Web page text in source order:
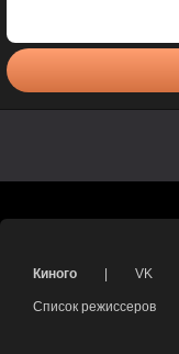
Киного VK
Список режиссеров